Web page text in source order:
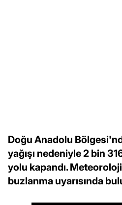
Doğu Anadolu
yağışı nedeniyle 2 bin
yolu kapandı.
buzlanma uyarısında